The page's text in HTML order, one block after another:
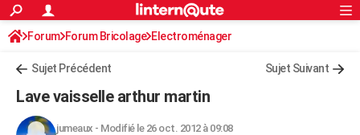
ACTUALITÉS
Politique
Société
Faits Divers
Education
Monde
Villes
+
FINANCE
S'inscrire
Connexion
Forum Forum Bricolage Electroménager
Sujet Précédent Sujet Suivant
Lave vaisselle arthur martin
jumeaux - Modifié le 26 oct. 2012 à 09:08